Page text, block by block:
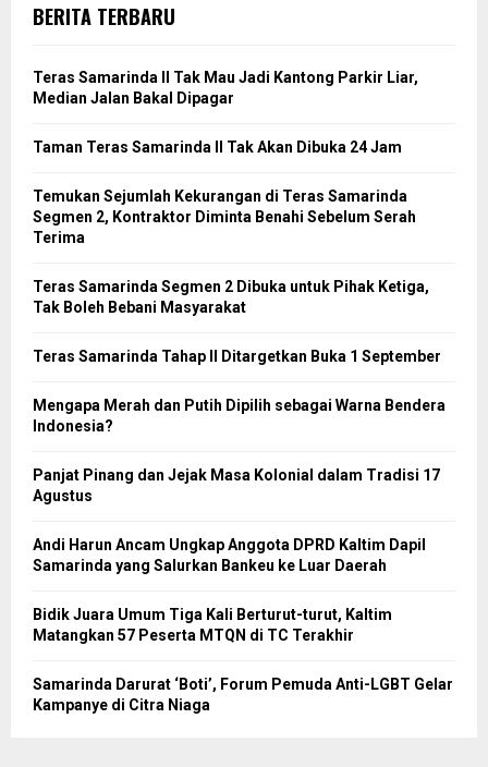
BERITA TERBARU
Teras Samarinda II Tak Mau Jadi Kantong Parkir Liar,
Median Jalan Bakal Dipagar
Taman Teras Samarinda II Tak Akan Dibuka 24 Jam
Temukan Sejumlah Kekurangan di Teras Samarinda
Segmen 2, Kontraktor Diminta Benahi Sebelum Serah
Terima
Teras Samarinda Segmen 2 Dibuka untuk Pihak Ketiga,
Tak Boleh Bebani Masyarakat
Teras Samarinda Tahap II Ditargetkan Buka 1 September
Mengapa Merah dan Putih Dipilih sebagai Warna Bendera
Indonesia?
Panjat Pinang dan Jejak Masa Kolonial dalam Tradisi 17
Agustus
Andi Harun Ancam Ungkap Anggota DPRD Kaltim Dapil
Samarinda yang Salurkan Bankeu ke Luar Daerah
Bidik Juara Umum Tiga Kali Berturut-turut, Kaltim
Matangkan 57 Peserta MTQN di TC Terakhir
Samarinda Darurat ‘Boti’, Forum Pemuda Anti-LGBT Gelar
Kampanye di Citra Niaga